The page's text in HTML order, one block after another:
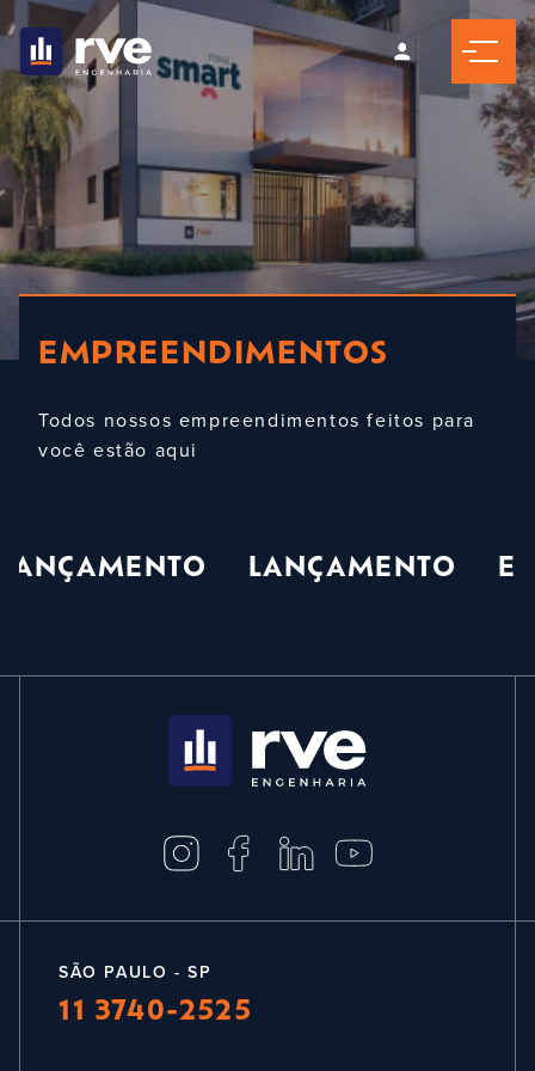
EMPREENDIMENTOS
Todos nossos empreendimentos feitos para
você estão aqui
LANÇAMENTO
SÃO PAULO - SP
11 3740-2525